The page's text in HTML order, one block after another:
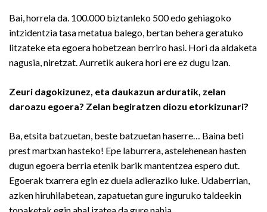
Bai, horrela da. 100.000 biztanleko 500 edo gehiagoko
intzidentzia tasa metatua balego, bertan behera geratuko
litzateke eta egoera hobetzean berriro hasi. Hori da aldaketa
nagusia, niretzat. Aurretik aukera hori ere ez dugu izan.
Zeuri dagokizunez, eta daukazun arduratik, zelan
daroazu egoera? Zelan begiratzen diozu etorkizunari?
Ba, etsita batzuetan, beste batzuetan haserre… Baina beti
prest martxan hasteko! Epe laburrera, astelehenean hasten
dugun egoera berria etenik barik mantentzea espero dut.
Egoerak txarrera egin ez duela adieraziko luke. Udaberrian,
azken hiruhilabetean, zapatuetan gure inguruko taldeekin